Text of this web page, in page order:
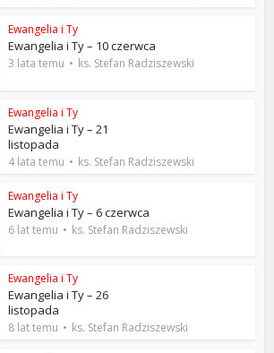
Ewangelia i Ty
Ewangelia i Ty – 10 czerwca
3 lata temu ks. Stefan Radziszewski
Ewangelia i Ty
Ewangelia i Ty – 21
listopada
4 lata temu ks. Stefan Radziszewski
Ewangelia i Ty
Ewangelia i Ty – 6 czerwca
6 lat temu ks. Stefan Radziszewski
Ewangelia i Ty
Ewangelia i Ty – 26
listopada
8 lat temu ks. Stefan Radziszewski